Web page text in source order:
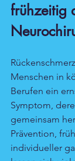
frühzeitig
Menschen in
Berufen ein
Symptom,
gemeinsam
Prävention,
individueller